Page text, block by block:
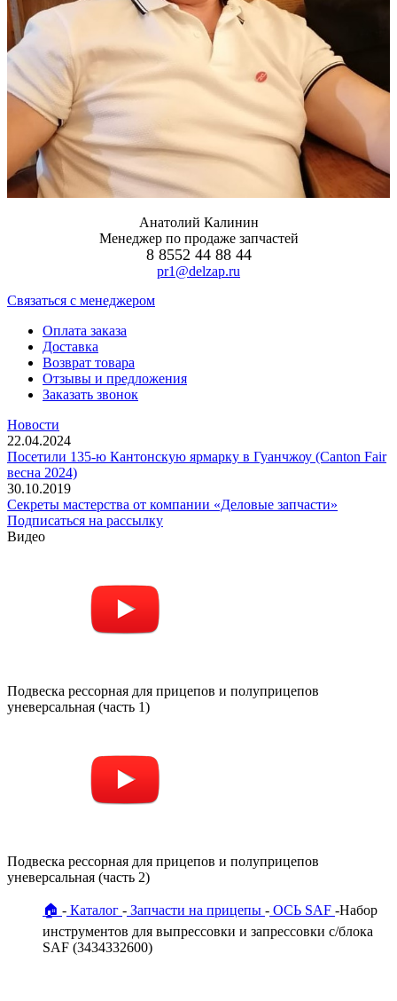
Анатолий Калинин
Менеджер по продаже запчастей
8 8552 44 88 44
pr1@delzap.ru
Cвязаться с менеджером
Оплата заказа
Доставка
Возврат товара
Отзывы и предложения
Заказать звонок
Новости
22.04.2024
Посетили 135-ю Кантонскую ярмарку в Гуанчжоу (Canton Fair
весна 2024)
30.10.2019
Секреты мастерства от компании «Деловые запчасти»
Подписаться на рассылку
Видео
Подвеска рессорная для прицепов и полуприцепов
уневерсальная (часть 1)
Подвеска рессорная для прицепов и полуприцепов
уневерсальная (часть 2)
🏠 Каталог Запчасти на прицепы ОСЬ SAF Набор
инструментов для выпрессовки и запрессовки с/блока
SAF (3434332600)